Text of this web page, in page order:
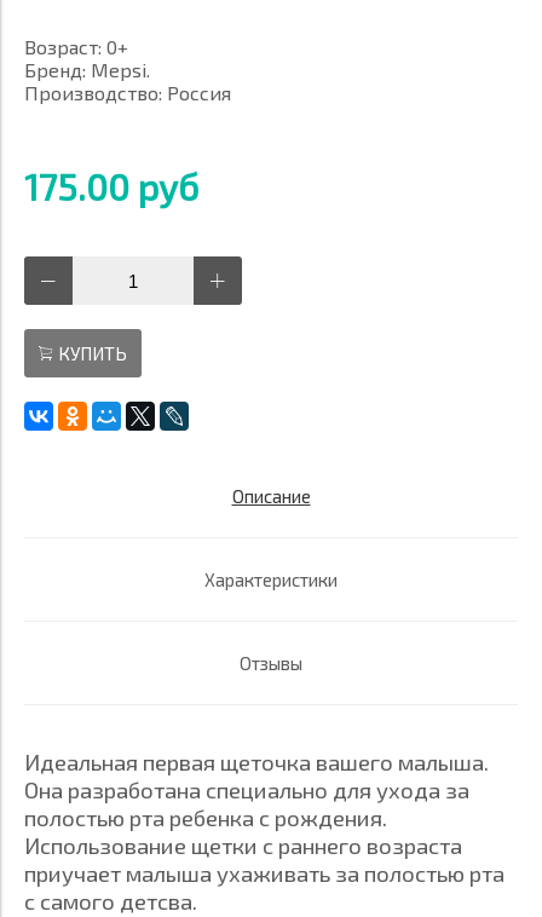
Возраст: 0+
Бренд: Mepsi.
Производство: Россия
175.00 руб
КУПИТЬ
Описание
Характеристики
Отзывы
Идеальная первая щеточка вашего малыша.
Она разработана специально для ухода за
полостью рта ребенка с рождения.
Использование щетки с раннего возраста
приучает малыша ухаживать за полостью рта
с самого детсва.